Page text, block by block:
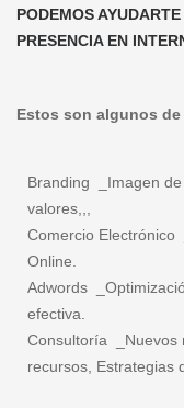
PODEMOS
PRESENCIA EN
Estos son algunos
Branding _Imagen
valores,,,
Comercio Electrónico
Online.
Adwords
efectiva.
Consultoría _Nuevos
recursos, Estrategias